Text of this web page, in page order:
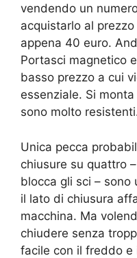
vendendo un
acquistarlo al
appena 40 euro.
Portasci magnetico
basso prezzo a cui
essenziale. Si
sono molto
Unica pecca
chiusure su quattro
blocca gli sci – sono
il lato di chiusura
macchina. Ma
chiudere senza
facile con il freddo e